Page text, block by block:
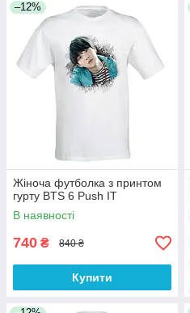
–12%
Жіноча футболка з принтом
гурту BTS 6 Push IT
В наявності
740 ₴ 840 ₴
Купити